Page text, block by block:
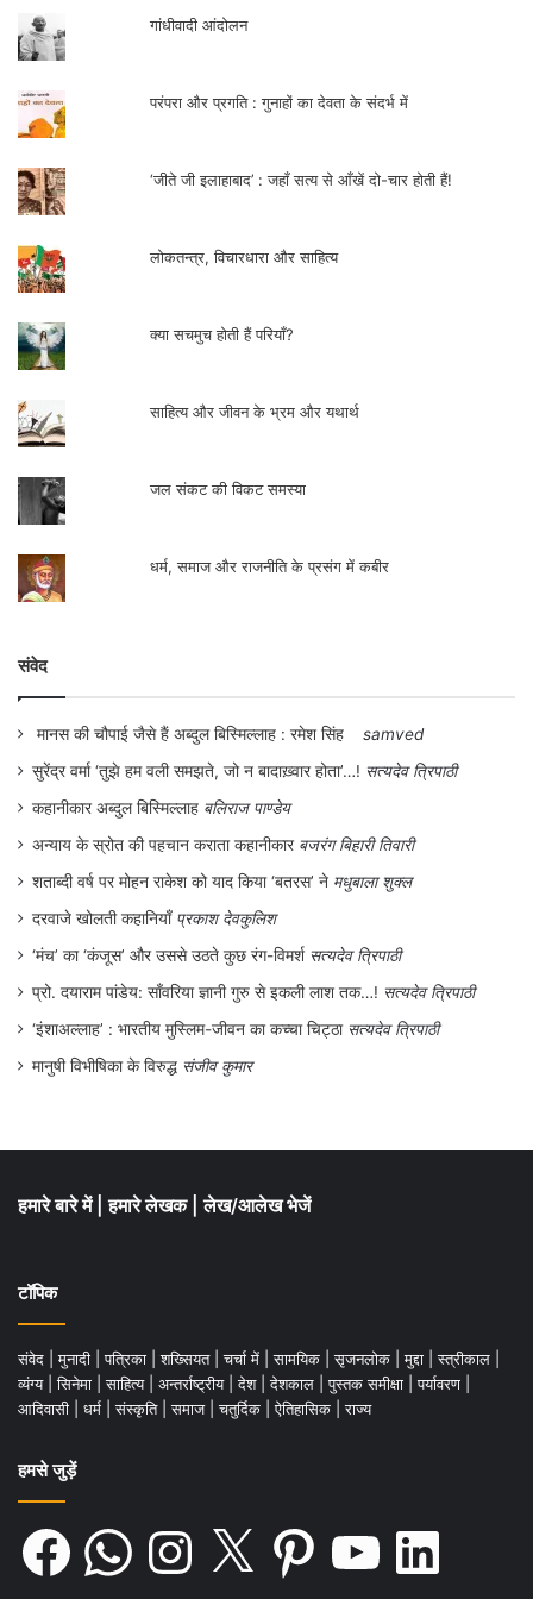
घुमन्तू समाजों का विकास का मॉडल क्या हो
गणेश देवी का मानना है कि आत्मनिर्भर ओर स्वावलम्बी
बने बिना विकास के बारे में बात करना बेमानी होगी।
संसाधनों की कमी। सावधानी एवं समझदारी से दूर
की जा सकती है। विकास ऐसा हो जो इनके
आत्मविश्वाश, विचार व चिन्तन में बढ़ोतरी करे।
बल्कि ज्ञान के विभिन्न प्रकार हैं। जीवन को देखने के
नजरिये हैं। ये नजरिये हमारे पुरखों ने सदियों की
मेहनत से सीखे हैं। समाज का ये सहज और उपयोगी
ज्ञान जरूरत ओर प्रक्रिया से निकला हैं। जो संकट
के दौर में हैं। इनके हुनर खास तरहं के हैं। ये सैंकड़ों
साल में इजात हुए हैं। इनको कोई और नहीं चला
सकते।
जबकि ये ज्ञान ओर हुनर तो समाधान का पिटारा है।
ये ज्ञान किसी किताब में लिखा हुआ नही है और न ही
इसे किसी डिग्री-डिप्लोमा में हासिल किया जा सकता
इसलिये हमे इस सृजित ज्ञान के अथाह भंडार को
सहेजना है।
अधिकांश समस्याओं का समाधान कर सकते हैं। ऐसा
नही है कि ये समस्यायें केवल भारत की है बल्कि ये
अधिकांश समस्या पूरे विश्व की हैं।
गांधीवादी आंदोलन
परंपरा और प्रगति : गुनाहों का देवता के संदर्भ में
‘जीते जी इलाहाबाद’ : जहाँ सत्य से आँखें दो-चार होती हैं!
लोकतन्त्र, विचारधारा और साहित्य
क्या सचमुच होती हैं परियाँ?
साहित्य और जीवन के भ्रम और यथार्थ
जल संकट की विकट समस्या
धर्म, समाज और राजनीति के प्रसंग में कबीर
संवेद
मानस की चौपाई जैसे हैं अब्दुल बिस्मिल्लाह : रमेश सिंह
samved
सुरेंद्र वर्मा ‘तुझे हम वली समझते, जो न बादाख़्वार होता’…! सत्यदेव त्रिपाठी
कहानीकार अब्दुल बिस्मिल्लाह बलिराज पाण्डेय
अन्याय के स्रोत की पहचान कराता कहानीकार बजरंग बिहारी तिवारी
शताब्दी वर्ष पर मोहन राकेश को याद किया ‘बतरस’ ने मधुबाला शुक्ल
दरवाजे खोलती कहानियाँ प्रकाश देवकुलिश
‘मंच’ का ‘कंजूस’ और उससे उठते कुछ रंग-विमर्श सत्यदेव त्रिपाठी
प्रो. दयाराम पांडेय: साँवरिया ज्ञानी गुरु से इकली लाश तक…! सत्यदेव त्रिपाठी
‘इंशाअल्लाह’ : भारतीय मुस्लिम-जीवन का कच्चा चिट्ठा सत्यदेव त्रिपाठी
मानुषी विभीषिका के विरुद्ध संजीव कुमार
हमारे बारे में हमारे लेखक लेख/आलेख भेजें
टॉपिक
संवेद मुनादी पत्रिका शख्सियत चर्चा में सामयिक सृजनलोक मुद्दा स्त्रीकाल
व्यंग्य
सिनेमा साहित्य अन्तर्राष्ट्रीय देश देशकाल पुस्तक समीक्षा पर्यावरण
आदिवासी
धर्म संस्कृति समाज चतुर्दिक ऐतिहासिक राज्य
हमसे जुड़ें
Facebook WhatsAppInstagram Pinterest LinkedIn